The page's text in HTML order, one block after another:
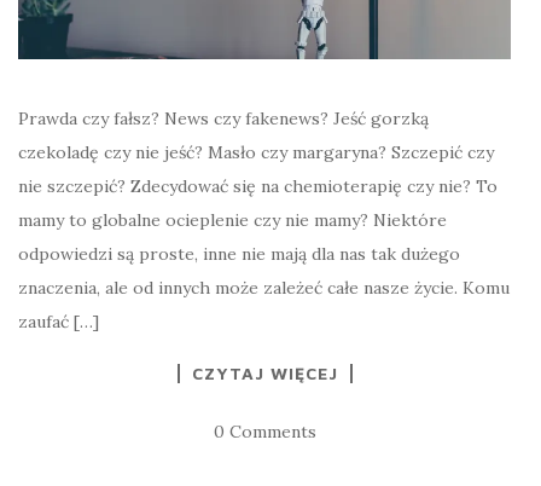
Prawda czy fałsz? News czy fakenews? Jeść gorzką
czekoladę czy nie jeść? Masło czy margaryna? Szczepić czy
nie szczepić? Zdecydować się na chemioterapię czy nie? To
mamy to globalne ocieplenie czy nie mamy? Niektóre
odpowiedzi są proste, inne nie mają dla nas tak dużego
znaczenia, ale od innych może zależeć całe nasze życie. Komu
zaufać […]
CZYTAJ WIĘCEJ
0 Comments